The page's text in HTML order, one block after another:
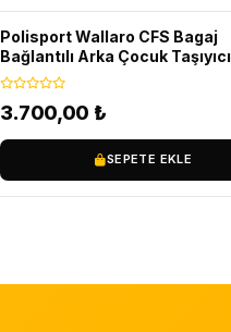
Polisport Wallaro CFS Bagaj
Bağlantılı Arka Çocuk Taşıyıcı
3.700,00 ₺
SEPETE EKLE